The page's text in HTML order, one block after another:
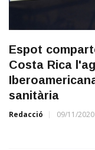
Espot
Costa Rica
sanitària
Redacció 09/11/2020